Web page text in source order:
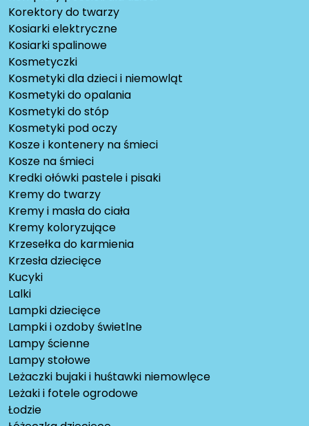
Korektory do twarzy
Kosiarki elektryczne
Kosiarki spalinowe
Kosmetyczki
Kosmetyki dla dzieci i niemowląt
Kosmetyki do opalania
Kosmetyki do stóp
Kosmetyki pod oczy
Kosze i kontenery na śmieci
Kosze na śmieci
Kredki ołówki pastele i pisaki
Kremy do twarzy
Kremy i masła do ciała
Kremy koloryzujące
Krzesełka do karmienia
Krzesła dziecięce
Kucyki
Lalki
Lampki dziecięce
Lampki i ozdoby świetlne
Lampy ścienne
Lampy stołowe
Leżaczki bujaki i huśtawki niemowlęce
Leżaki i fotele ogrodowe
Łodzie